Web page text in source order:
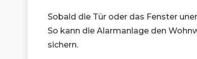
Sobald die Tür oder das Fenster
So kann die Alarmanlage den
sichern.